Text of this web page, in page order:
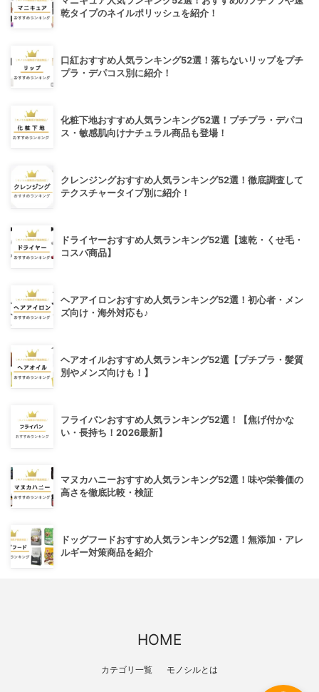
乾タイプのネイルポリッシュを紹介！
口紅おすすめ人気ランキング52選！落ちないリップをプチ
プラ・デパコス別に紹介！
化粧下地おすすめ人気ランキング52選！プチプラ・デパコ
ス・敏感肌向けナチュラル商品も登場！
クレンジングおすすめ人気ランキング52選！徹底調査して
テクスチャータイプ別に紹介！
ドライヤーおすすめ人気ランキング52選【速乾・くせ毛・
コスパ商品】
ヘアアイロンおすすめ人気ランキング52選！初心者・メン
ズ向け・海外対応も♪
ヘアオイルおすすめ人気ランキング52選【プチプラ・髪質
別やメンズ向けも！】
フライパンおすすめ人気ランキング52選！【焦げ付かな
い・長持ち！2026最新】
マヌカハニーおすすめ人気ランキング52選！味や栄養価の
高さを徹底比較・検証
ドッグフードおすすめ人気ランキング52選！無添加・アレ
ルギー対策商品を紹介
HOME
カテゴリ一覧 モノシルとは